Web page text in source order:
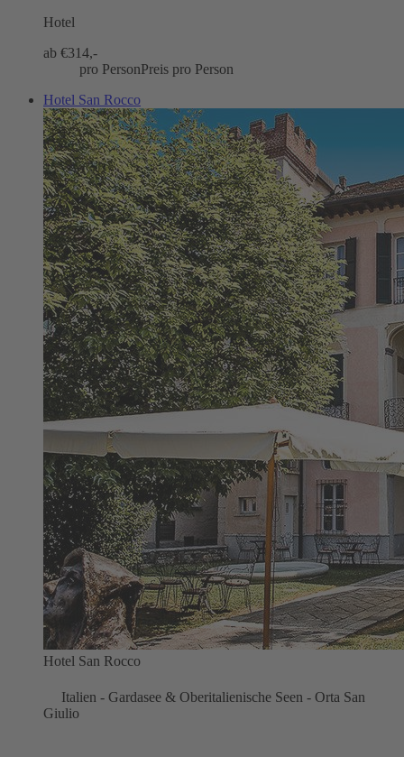
Hotel
ab €314,-
pro PersonPreis pro Person
Hotel San Rocco
Hotel San Rocco
Italien - Gardasee & Oberitalienische Seen - Orta San
Giulio